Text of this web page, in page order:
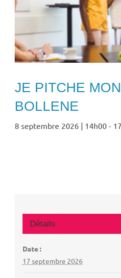
JE PITCHE
BOLLENE
8 septembre 2026 | 14h00 -
Détails
Date :
17 septembre 2026